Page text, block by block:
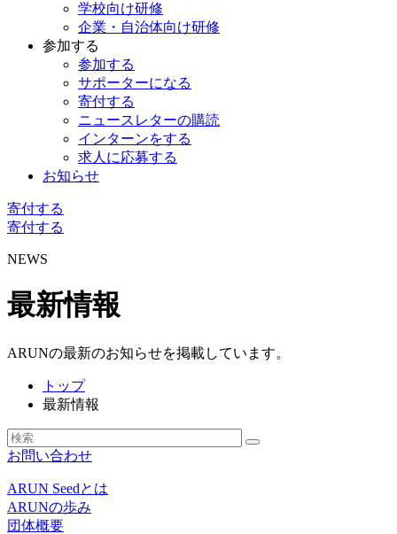
学校向け研修
企業・自治体向け研修
参加する
参加する
サポーターになる
寄付する
ニュースレターの購読
インターンをする
求人に応募する
お知らせ
寄付する
寄付する
NEWS
最新情報
ARUNの最新のお知らせを掲載しています。
トップ
最新情報
お問い合わせ
ARUN Seedとは
ARUNの歩み
団体概要